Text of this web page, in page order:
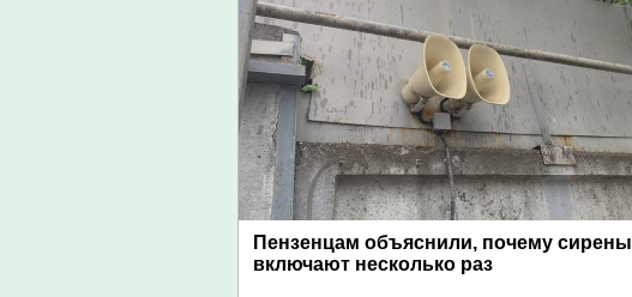
Пензенцам объяснили, почему сирены
включают несколько раз